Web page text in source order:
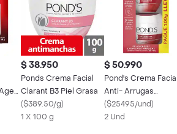
$ 38.950
Ponds Crema Facial
Clarant B3 Piel Grasa
($389.50/g)
1 X 100 g
$ 50.990
Pond's Crema Facial
Anti- Arrugas
Rejuveness
($25495/und)
2 Und